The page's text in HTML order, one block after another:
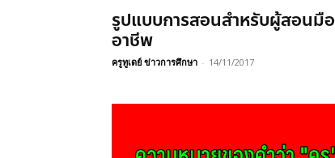
รูปแบบการสอนสำหรับผู้สอนมือ
อาชีพ
ครูทูเดย์ ข่าวการศึกษา - 14/11/2017